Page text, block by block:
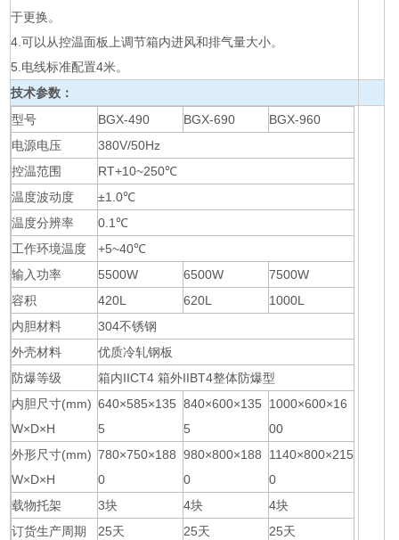
于更换。
4.可以从控温面板上调节箱内进风和排气量大小。
5.电线标准配置4米。
技术参数：
型号
BGX-490 BGX-690
BGX-960
电源电压
380V/50Hz
控温范围
RT+10~250℃
温度波动度
±1.0℃
温度分辨率
0.1℃
工作环境温度
+5~40℃
输入功率
5500W 6500W
7500W
容积
420L 620L
1000L
内胆材料
304不锈钢
外壳材料
优质冷轧钢板
防爆等级
箱内IICT4 箱外IIBT4整体防爆型
内胆尺寸(mm)
W×D×H
640×585×135
5
840×600×135
5
1000×600×16
00
外形尺寸(mm)
W×D×H
780×750×188
0
980×800×188
0
1140×800×215
0
载物托架
3块 4块
4块
订货生产周期
25天 25天 25天